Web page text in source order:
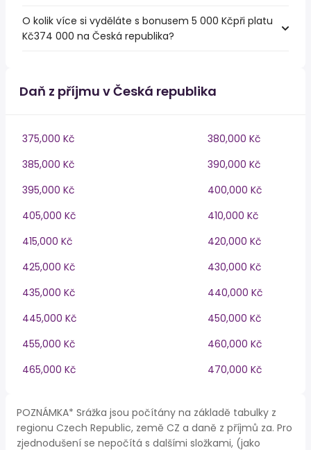
O kolik více si vyděláte s bonusem 5 000 Kčpři platu
Kč374 000 na Česká republika?
Daň z příjmu v Česká republika
375,000 Kč
380,000 Kč
385,000 Kč
390,000 Kč
395,000 Kč
400,000 Kč
405,000 Kč
410,000 Kč
415,000 Kč
420,000 Kč
425,000 Kč
430,000 Kč
435,000 Kč
440,000 Kč
445,000 Kč
450,000 Kč
455,000 Kč
460,000 Kč
465,000 Kč
470,000 Kč
POZNÁMKA* Srážka jsou počítány na základě tabulky z
regionu Czech Republic, země CZ a daně z příjmů za. Pro
zjednodušení se nepočítá s dalšími složkami, (jako